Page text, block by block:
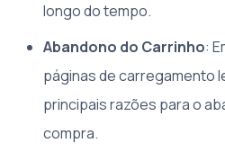
longo do tempo.
Abandono do Carrinho:
páginas de carregamento
principais razões para o
compra.